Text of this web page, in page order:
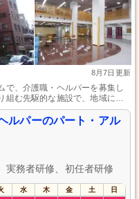
8月7日更新
で、介護職・ヘルパーを募集し
組む先駆的な施設で、地域に密
修修了者以上であれば、未経験
長できる機会が豊富です。社会
おり、働きやすい環境が整って
ルパーのパート・アル
実務者研修、初任者研修
水 木 金 土 日